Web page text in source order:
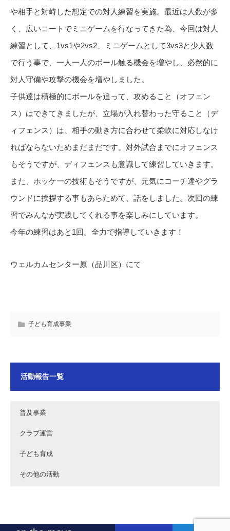
や相手と対峙した想定での対人練習を実施。最近は人数が多
く、広いコートでミニゲームを行なってきた為、今回は対人
練習として、1vs1や2vs2、ミニゲームとして3vs3と少人数
で行う事で、一人一人のボール触る機会を増やし、必然的に
対人守備や攻撃の機会を増やしました。
子供達は積極的にボールを追って、攻めること（オフェン
ス）はできてきましたが、立場が入れ替わった守ること（デ
ィフェンス）は、相手の動き方に合わせて柔軟に対応しなけ
ればならないためまだまだです。対外試合までにオフェンス
もそうですが、ディフェンスも意識して練習していきます。
また、ホッケーの技術もそうですが、元気にコーチ達やグラ
ウンドに挨拶する事もあらためて、話をしました。次回の練
習でみんなが実践してくれる事を楽しみにしています。
今年の練習はあと1回。全力で指導していきます！
ウェルカムセンター原（品川区）にて
子ども育成事業
活動報告一覧
普及事業
クラブ運営
子ども育成
その他の活動